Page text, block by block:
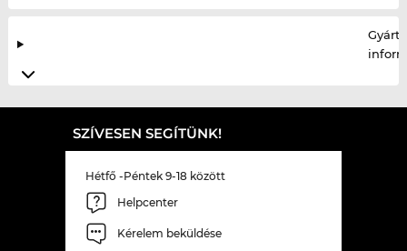
SZÍVESEN SEGÍTÜNK!
Hétfő -Péntek 9-18 között
Helpcenter
Kérelem beküldése